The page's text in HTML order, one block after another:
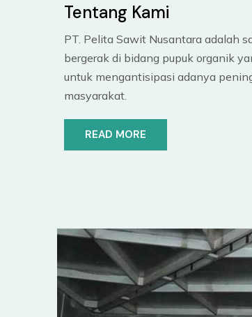
Tentang Kami
PT. Pelita Sawit Nusantara adalah
bergerak di bidang pupuk organik
untuk mengantisipasi adanya
masyarakat.
READ MORE